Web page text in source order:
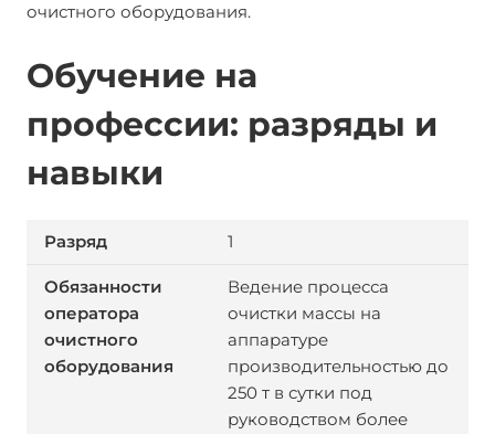
очистного оборудования.
Обучение на
профессии: разряды и
навыки
1
Ведение процесса
очистки массы на
аппаратуре
производительностью до
250 т в сутки под
руководством более